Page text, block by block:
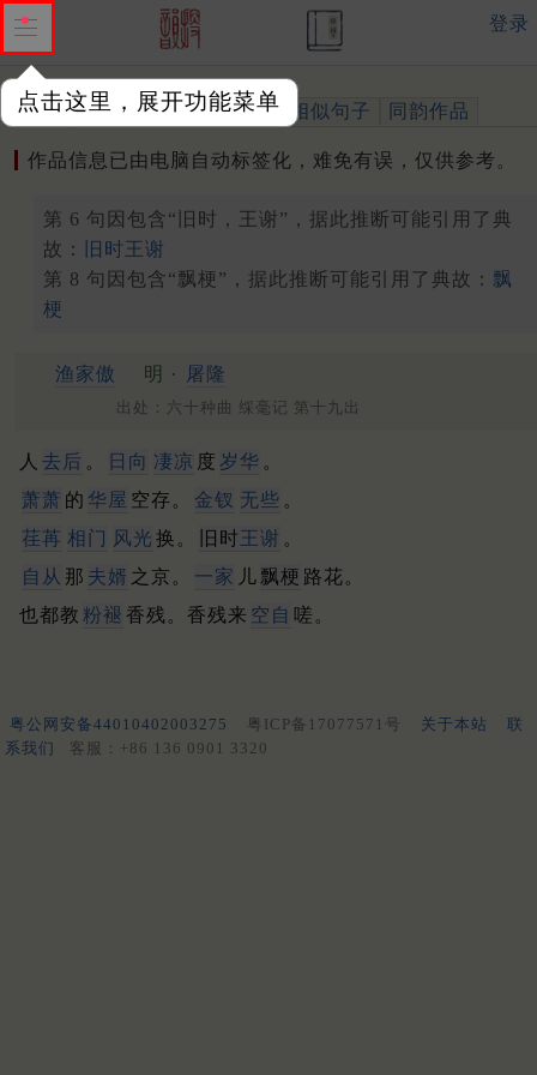
点击这里，展开功能菜单
登录
作品 标注四声 出处、引用 相似句子 同韵作品
作品信息已由电脑自动标签化，难免有误，仅供参考。
第 6 句因包含“旧时，王谢”，据此推断可能引用了典
故：
旧时王谢
第 8 句因包含“飘梗”，据此推断可能引用了典故： 飘
梗
渔家傲 明 · 屠隆
出处：六十种曲 䌽毫记 第十九出
人 去后 。 日向 凄凉 度 岁华 。
萧萧 的 华屋 空存。 金钗 无些 。
荏苒 相门 风光 换。 旧时王谢 。
自从 那 夫婿 之京。 一家 儿 飘梗 路花。
也都教 粉褪 香残。香残来 空自 嗟。
粤公网安备44010402003275 粤ICP备17077571号 关于本站
联
系我们
客服：+86 136 0901 3320